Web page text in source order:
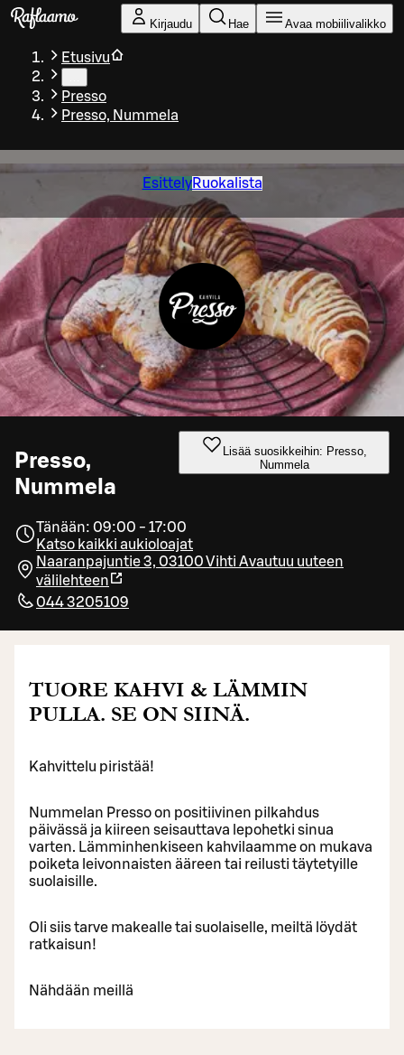
Siirry pääsisältöön
Kirjaudu Hae Avaa mobiilivalikko
Etusivu
Presso
Presso, Nummela
EsittelyRuokalista
Presso,
Nummela
Lisää suosikkeihin: Presso,
Nummela
Tänään: 09:00 - 17:00
Katso kaikki aukioloajat
Naaranpajuntie 3, 03100 Vihti Avautuu uuteen
välilehteen
044 3205109
TUORE KAHVI & LÄMMIN
PULLA. SE ON SIINÄ.
Kahvittelu piristää!
Nummelan Presso on positiivinen pilkahdus
päivässä ja kiireen seisauttava lepohetki sinua
varten. Lämminhenkiseen kahvilaamme on mukava
poiketa leivonnaisten ääreen tai reilusti täytetyille
suolaisille.
Oli siis tarve makealle tai suolaiselle, meiltä löydät
ratkaisun!
Nähdään meillä